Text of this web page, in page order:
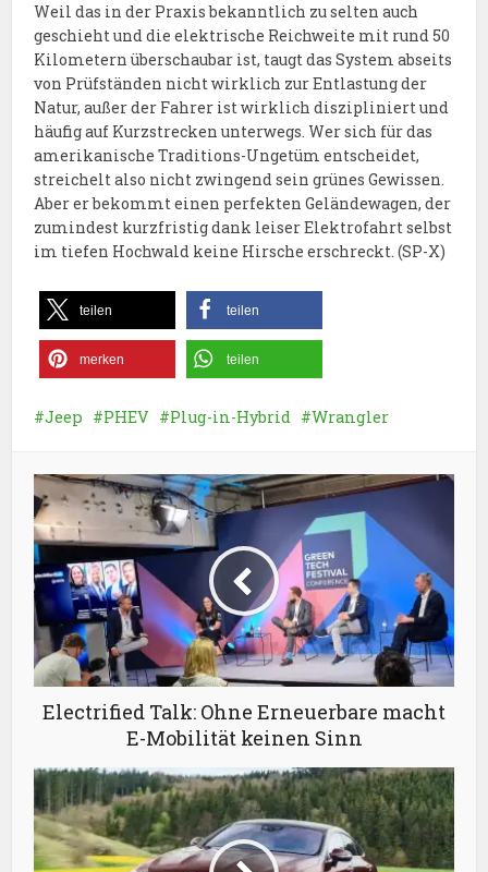
Weil das in der Praxis bekanntlich zu selten auch
geschieht und die elektrische Reichweite mit rund 50
Kilometern überschaubar ist, taugt das System abseits
von Prüfständen nicht wirklich zur Entlastung der
Natur, außer der Fahrer ist wirklich diszipliniert und
häufig auf Kurzstrecken unterwegs. Wer sich für das
amerikanische Traditions-Ungetüm entscheidet,
streichelt also nicht zwingend sein grünes Gewissen.
Aber er bekommt einen perfekten Geländewagen, der
zumindest kurzfristig dank leiser Elektrofahrt selbst
im tiefen Hochwald keine Hirsche erschreckt. (SP-X)
teilen teilen
merken teilen
Jeep PHEV Plug-in-Hybrid Wrangler
Electrified Talk: Ohne Erneuerbare macht
E-Mobilität keinen Sinn